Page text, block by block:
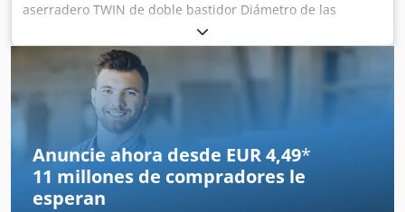
aserradero TWIN de doble bastidor Diámetro de las
sierras: 120 mm Codpeyxywtsfx Ag Esha
Anuncie ahora desde EUR 4,49*
11 millones de compradores le
esperan